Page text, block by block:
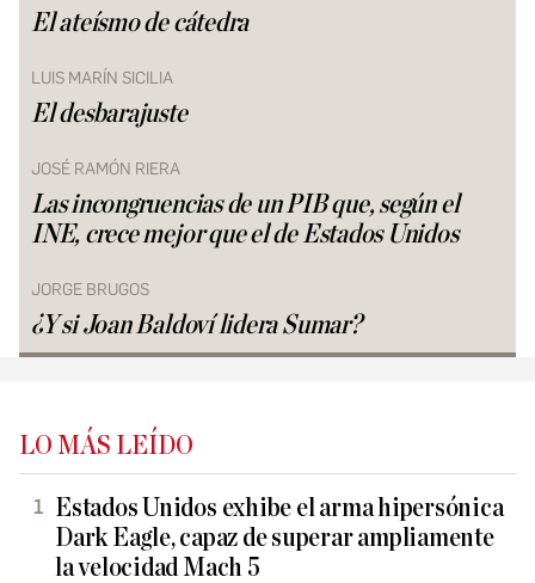
El ateísmo de cátedra
LUIS MARÍN SICILIA
El desbarajuste
JOSÉ RAMÓN RIERA
Las incongruencias de un PIB que, según el
INE, crece mejor que el de Estados Unidos
JORGE BRUGOS
¿Y si Joan Baldoví lidera Sumar?
LO MÁS LEÍDO
Estados Unidos exhibe el arma hipersónica
Dark Eagle, capaz de superar ampliamente
la velocidad Mach 5